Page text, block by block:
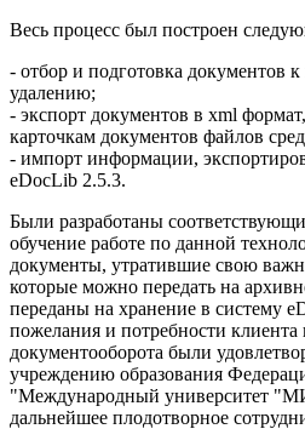
Весь процесс был построен
- отбор и подготовка документов
удалению;
- экспорт документов в xml
карточкам документов файлов
- импорт информации,
eDocLib 2.5.3.
Были разработаны
обучение работе по данной
документы, утратившие свою
которые можно передать на
переданы на хранение в систему
пожелания и потребности клиента
документооборота были
учреждению образования
"Международный университет
дальнейшее плодотворное